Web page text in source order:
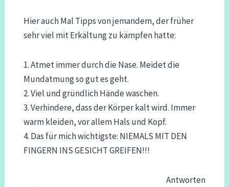
Hier auch Mal Tipps von jemandem, der früher
sehr viel mit Erkältung zu kämpfen hatte:
1. Atmet immer durch die Nase. Meidet die
Mundatmung so gut es geht.
2. Viel und gründlich Hände waschen.
3. Verhindere, dass der Körper kalt wird. Immer
warm kleiden, vor allem Hals und Kopf.
4. Das für mich wichtigste: NIEMALS MIT DEN
FINGERN INS GESICHT GREIFEN!!!
Antworten